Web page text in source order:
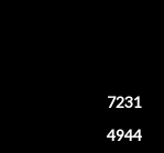
7231
4944